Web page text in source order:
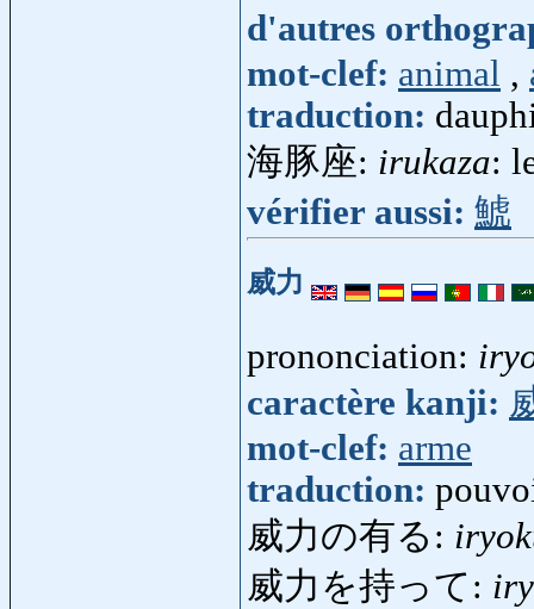
d'autres
mot-clef: animal ,
traduction:
海豚座: irukaza:
vérifier aussi: 鯱
威力
prononciation:
caractère kanji:
mot-clef: arme
traduction:
威力の有る:
威力を持って: